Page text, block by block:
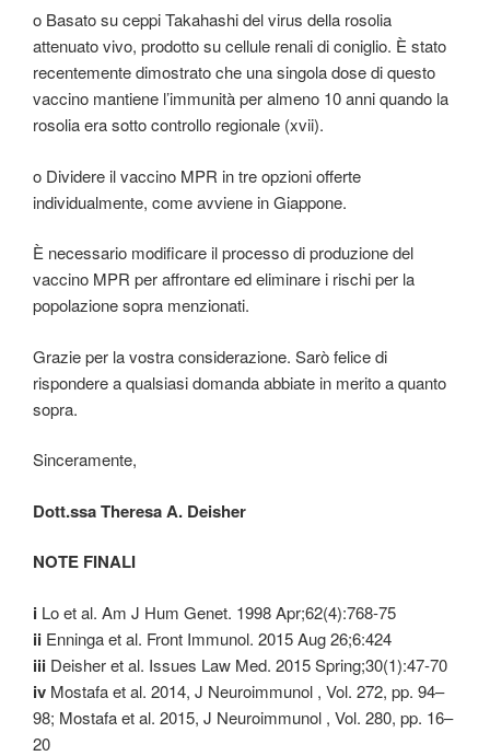
o Basato su ceppi Takahashi del virus della rosolia
attenuato vivo, prodotto su cellule renali di coniglio. È stato
recentemente dimostrato che una singola dose di questo
vaccino mantiene l’immunità per almeno 10 anni quando la
rosolia era sotto controllo regionale (xvii).
o Dividere il vaccino MPR in tre opzioni offerte
individualmente, come avviene in Giappone.
È necessario modificare il processo di produzione del
vaccino MPR per affrontare ed eliminare i rischi per la
popolazione sopra menzionati.
Grazie per la vostra considerazione. Sarò felice di
rispondere a qualsiasi domanda abbiate in merito a quanto
sopra.
Sinceramente,
Dott.ssa Theresa A. Deisher
NOTE FINALI
i Lo et al. Am J Hum Genet. 1998 Apr;62(4):768-75
ii Enninga et al. Front Immunol. 2015 Aug 26;6:424
iii Deisher et al. Issues Law Med. 2015 Spring;30(1):47-70
iv Mostafa et al. 2014, J Neuroimmunol , Vol. 272, pp. 94–
98; Mostafa et al. 2015, J Neuroimmunol , Vol. 280, pp. 16–
20